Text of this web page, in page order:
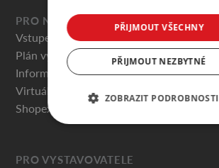
PRO NÁVŠTĚVNÍKY
Vstupenky
Plán výstaviště
Informace pro návštěvníky
Virtuální prohlídky
Shopex.cz
PRO VYSTAVOVATELE
PŘIJMOUT VŠECHNY
PŘIJMOUT NEZBYTNÉ
ZOBRAZIT PODROBNOSTI